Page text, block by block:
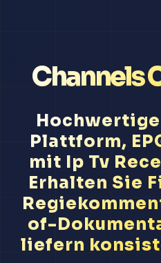
Channels
Plattform,
mit Ip Tv
Erhalten Sie
of-
liefern